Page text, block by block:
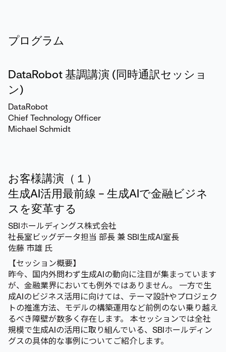
プログラム
DataRobot 基調講演 (同時通訳セッショ
ン)
DataRobot
Chief Technology Officer
Michael Schmidt
お客様講演（１）
生成AI活用最前線 – 生成AIで金融ビジネ
スを変革する
SBIホールディングス株式会社
社長室ビッグデータ担当 部長 兼 SBI生成AI室長
佐藤 市雄 氏
【セッション概要】
昨今、国内外問わず生成AIの動向に注目が集まっています
が、金融業界においても例外ではありません。 一方で生
成AIのビジネス活用に向けては、テーマ設計やプロジェク
トの推進方法、モデルの構築運用など前例のない乗り越え
るべき障壁が数多く存在します。 本セッションでは全社
規模で生成AIの活用に取り組んでいる、SBIホールディン
グスの具体的な事例についてご紹介します。